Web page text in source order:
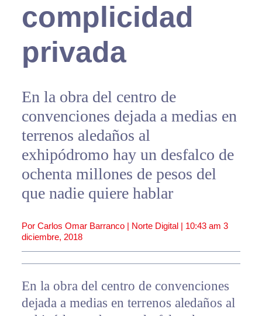
complicidad
privada
En la obra del centro de
convenciones dejada a medias en
terrenos aledaños al
exhipódromo hay un desfalco de
ochenta millones de pesos del
que nadie quiere hablar
Por Carlos Omar Barranco | Norte Digital | 10:43 am 3
diciembre, 2018
En la obra del centro de convenciones
dejada a medias en terrenos aledaños al